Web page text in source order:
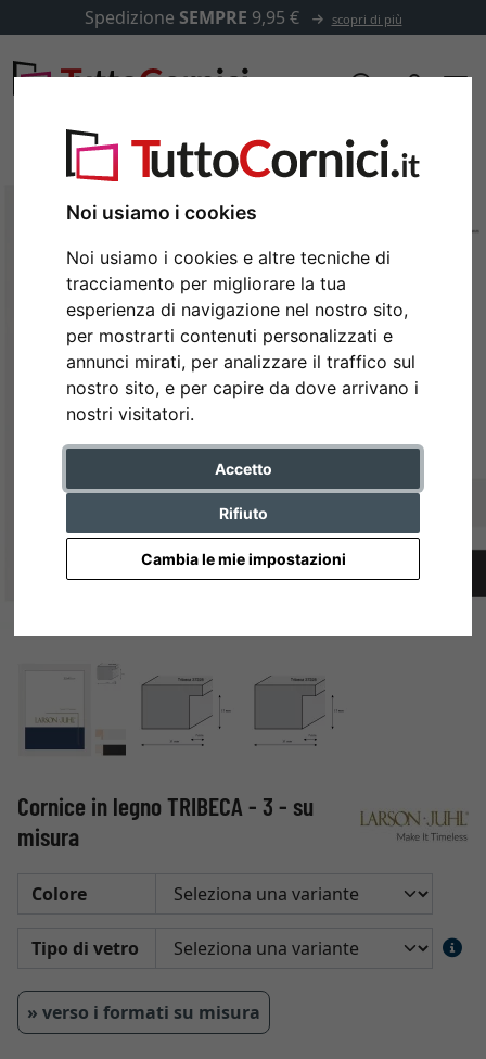
Noi usiamo i cookies
Noi usiamo i cookies e altre tecniche di
tracciamento per migliorare la tua
esperienza di navigazione nel nostro sito,
per mostrarti contenuti personalizzati e
annunci mirati, per analizzare il traffico sul
nostro sito, e per capire da dove arrivano i
nostri visitatori.
Accetto
Rifiuto
Cambia le mie impostazioni
Spedizione SEMPRE 9,95 € scopri di più
Indietro
Cornice in legno TRIBECA - 3 - su
misura
Colore
Tipo di vetro
» verso i formati su misura